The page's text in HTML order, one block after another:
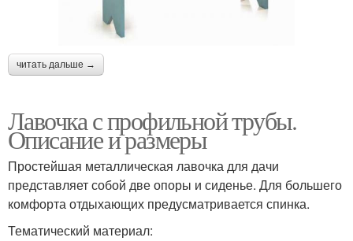
читать дальше →
Лавочка с профильной трубы.
Описание и размеры
Простейшая металлическая лавочка для дачи
представляет собой две опоры и сиденье. Для большего
комфорта отдыхающих предусматривается спинка.
Тематический материал: